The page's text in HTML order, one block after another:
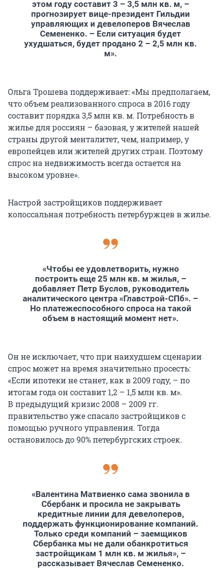
этом году составит 3 – 3,5 млн кв. м, –
прогнозирует вице-президент Гильдии
управляющих и девелоперов Вячеслав
Семененко. – Если ситуация будет
ухудшаться, будет продано 2 – 2,5 млн кв.
м».
Ольга Трошева поддерживает: «Мы предполагаем,
что объем реализованного спроса в 2016 году
составит порядка 3,5 млн кв. м. Потребность в
жилье для россиян – базовая, у жителей нашей
страны другой менталитет, чем, например, у
европейцев или жителей других стран. Поэтому
спрос на недвижимость всегда остается на
высоком уровне».
Настрой застройщиков поддерживает
колоссальная потребность петербуржцев в жилье.
«Чтобы ее удовлетворить, нужно
построить еще 25 млн кв. м жилья, –
добавляет Петр Буслов, руководитель
аналитического центра «Главстрой-СПб». –
Но платежеспособного спроса на такой
объем в настоящий момент нет».
Он не исключает, что при наихудшем сценарии
спрос может на время значительно просесть:
«Если ипотеки не станет, как в 2009 году, – по
итогам года он составит 1,2 – 1,5 млн кв. м».
В предыдущий кризис 2008 – 2009 гг.
правительство уже спасало застройщиков с
помощью ручного управления. Тогда
остановилось до 90% петербургских строек.
«Валентина Матвиенко сама звонила в
Сбербанк и просила не закрывать
кредитные линии для девелоперов,
поддержать функционирование компаний.
Только среди компаний – заемщиков
Сбербанка мы не дали обанкротиться
застройщикам 1 млн кв. м жилья», –
рассказывает Вячеслав Семененко.